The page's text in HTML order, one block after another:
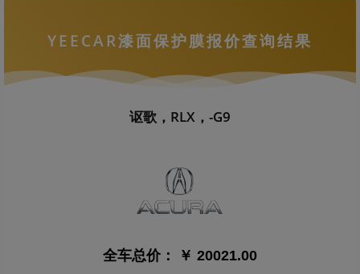
YEECAR漆面保护膜报价查询结果
讴歌，RLX，-G9
全车总价： ￥ 20021.00